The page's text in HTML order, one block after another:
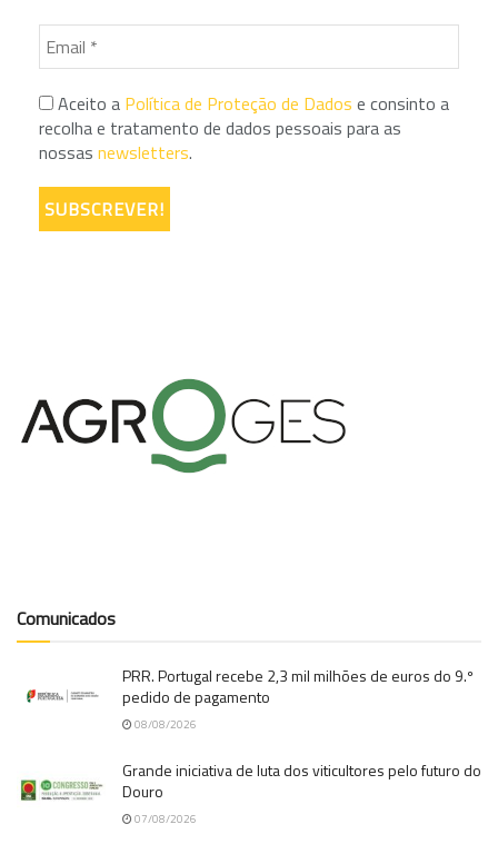
Aceito a Política de Proteção de Dados e consinto a
recolha e tratamento de dados pessoais para as
nossas newsletters.
Comunicados
PRR. Portugal recebe 2,3 mil milhões de euros do 9.º
pedido de pagamento
08/08/2026
Grande iniciativa de luta dos viticultores pelo futuro do
Douro
07/08/2026